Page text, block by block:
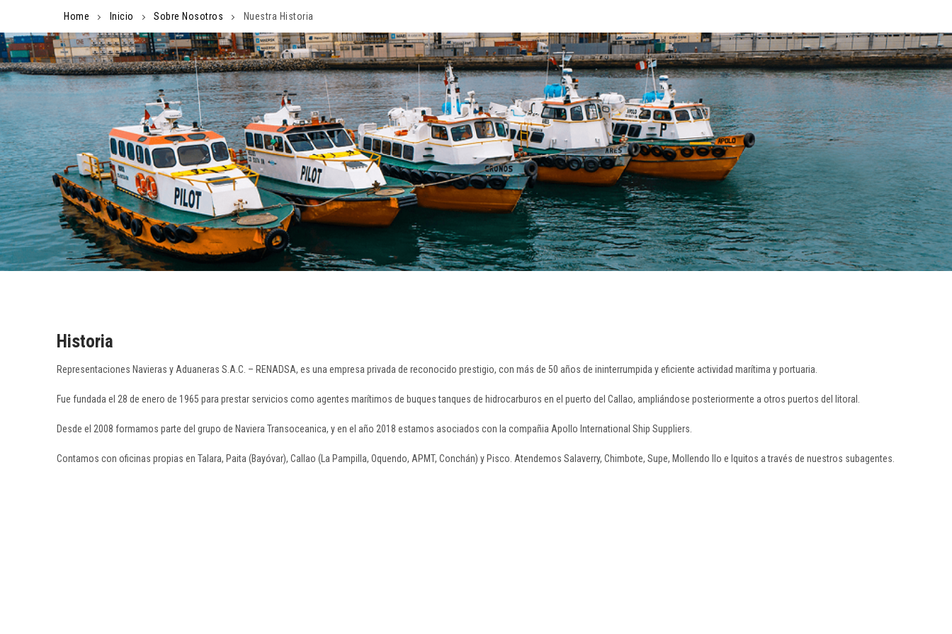
content
Home Inicio Sobre Nosotros Nuestra Historia
Historia
Representaciones Navieras y Aduaneras S.A.C. – RENADSA, es una empresa privada de reconocido prestigio, con más de 50 años de ininterrumpida y eficiente actividad marítima y portuaria.
Fue fundada el 28 de enero de 1965 para prestar servicios como agentes marítimos de buques tanques de hidrocarburos en el puerto del Callao, ampliándose posteriormente a otros puertos del litoral.
Desde el 2008 formamos parte del grupo de Naviera Transoceanica, y en el año 2018 estamos asociados con la compañia Apollo International Ship Suppliers.
Contamos con oficinas propias en Talara, Paita (Bayóvar), Callao (La Pampilla, Oquendo, APMT, Conchán) y Pisco. Atendemos Salaverry, Chimbote, Supe, Mollendo Ilo e Iquitos a través de nuestros subagentes.